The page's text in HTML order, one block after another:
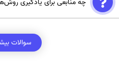
می‌شوند. اگر از آن‌ها استفاده می‌کنید،
بررسی کنید و در صورت نیاز به منابع
سوالات